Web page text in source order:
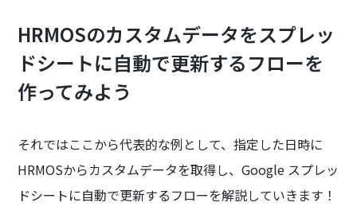
HRMOSのカスタムデータをスプレッ
ドシートに自動で更新するフローを
作ってみよう
それではここから代表的な例として、指定した日時に
HRMOSからカスタムデータを取得し、Google スプレッ
ドシートに自動で更新するフローを解説していきます！